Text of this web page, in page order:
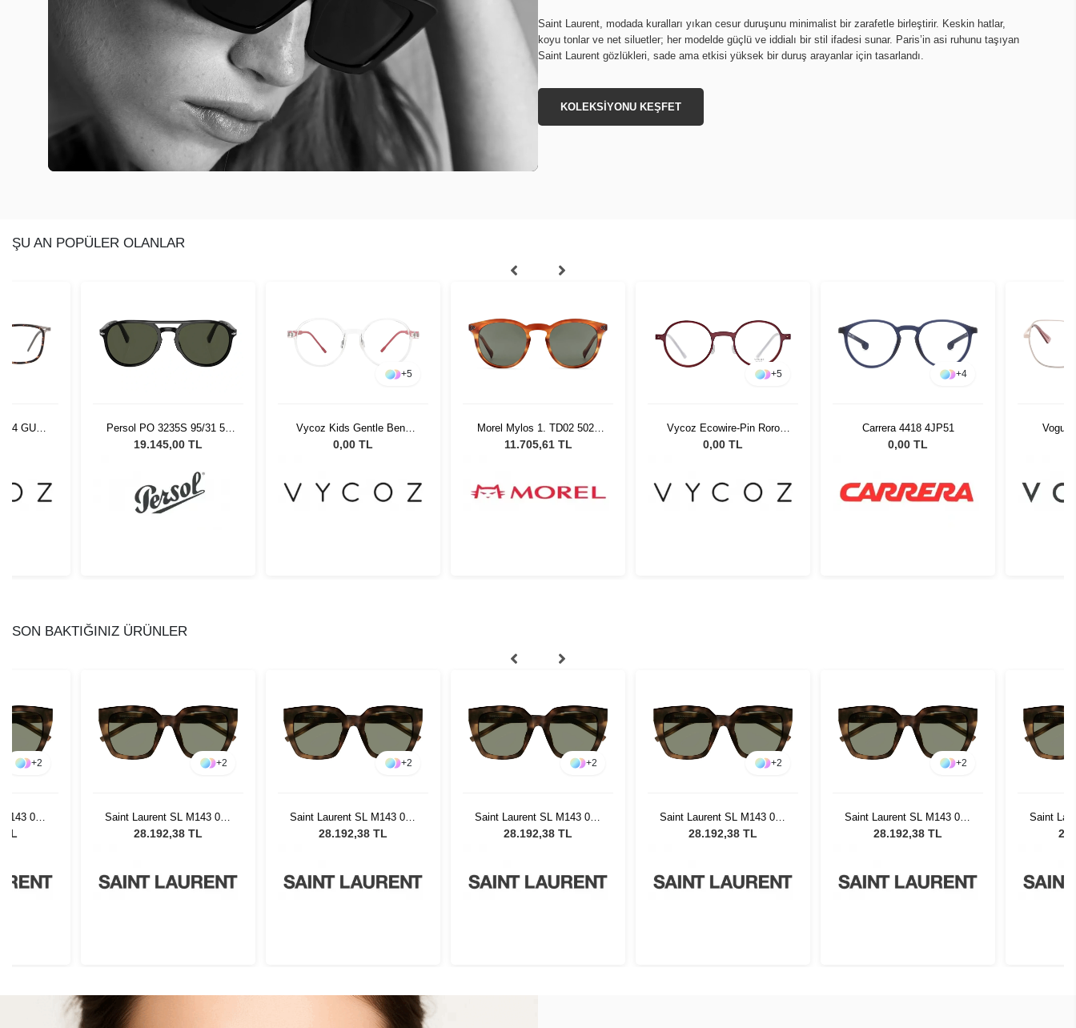
Saint Laurent, modada kuralları yıkan cesur duruşunu minimalist bir zarafetle birleştirir. Keskin hatlar,
koyu tonlar ve net siluetler; her modelde güçlü ve iddialı bir stil ifadesi sunar. Paris’in asi ruhunu taşıyan
Saint Laurent gözlükleri, sade ama etkisi yüksek bir duruş arayanlar için tasarlandı.
KOLEKSİYONU KEŞFET
ŞU AN POPÜLER OLANLAR
GUN-
Persol PO 3235S 95/31 55
Unisex Güneş Gözlüğü
19.145,00 TL
+5
Vycoz Kids Gentle Benn
CRT 46-17 135
0,00 TL
Morel Mylos 1. TD02 5021
Unisex Güneş Gözlüğü
11.705,61 TL
+5
Vycoz Ecowire-Pin Roro
RED 46-22 51526
0,00 TL
+4
Carrera 4418 4JP51
0,00 TL
Vogue
SON BAKTIĞINIZ ÜRÜNLER
+2
002
TL
+2
Saint Laurent SL M143 002
Kadın Güneş Gözlüğü
28.192,38 TL
+2
Saint Laurent SL M143 002
Kadın Güneş Gözlüğü
28.192,38 TL
+2
Saint Laurent SL M143 002
Kadın Güneş Gözlüğü
28.192,38 TL
+2
Saint Laurent SL M143 002
Kadın Güneş Gözlüğü
28.192,38 TL
+2
Saint Laurent SL M143 002
Kadın Güneş Gözlüğü
28.192,38 TL
Saint